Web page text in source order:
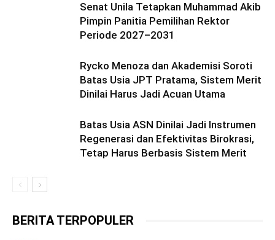
Senat Unila Tetapkan Muhammad Akib
Pimpin Panitia Pemilihan Rektor
Periode 2027–2031
Rycko Menoza dan Akademisi Soroti
Batas Usia JPT Pratama, Sistem Merit
Dinilai Harus Jadi Acuan Utama
Batas Usia ASN Dinilai Jadi Instrumen
Regenerasi dan Efektivitas Birokrasi,
Tetap Harus Berbasis Sistem Merit
BERITA TERPOPULER